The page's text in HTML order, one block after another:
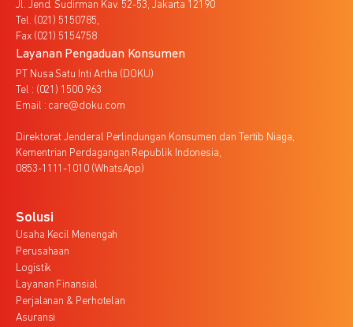
Jl. Jend. Sudirman Kav. 52-53, Jakarta 12190
Tel. (021) 5150785,
Fax (021) 5154758
Layanan Pengaduan Konsumen
PT Nusa Satu Inti Artha (DOKU)
Tel : (021) 1500 963
Email : care@doku.com
Direktorat Jenderal Perlindungan Konsumen dan Tertib Niaga,
Kementrian Perdagangan Republik Indonesia,
0853-1111-1010 (WhatsApp)
Solusi
Usaha Kecil Menengah
Perusahaan
Logistik
Layanan Finansial
Perjalanan & Perhotelan
Asuransi